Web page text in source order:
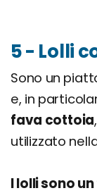
5 - Lolli
Sono un
e, in
fava cottoia
utilizzato
I lolli sono